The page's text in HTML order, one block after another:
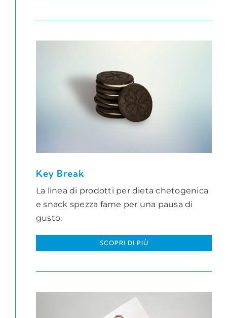
Key Break
La linea di prodotti per dieta chetogenica
e snack spezza fame per una pausa di
gusto.
SCOPRI DI PIÙ